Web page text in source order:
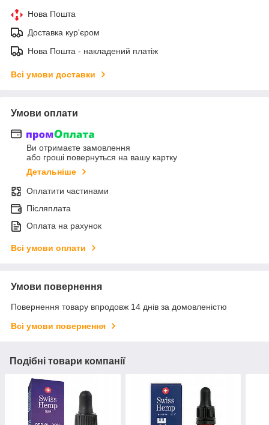
Нова Пошта
Доставка кур'єром
Нова Пошта - накладений платіж
Всі умови доставки
Умови оплати
Ви отримаєте замовлення
або гроші повернуться на вашу картку
Детальніше
Оплатити частинами
Післяплата
Оплата на рахунок
Всі умови оплати
Умови повернення
Повернення товару впродовж 14 днів за домовленістю
Всі умови повернення
Подібні товари компанії